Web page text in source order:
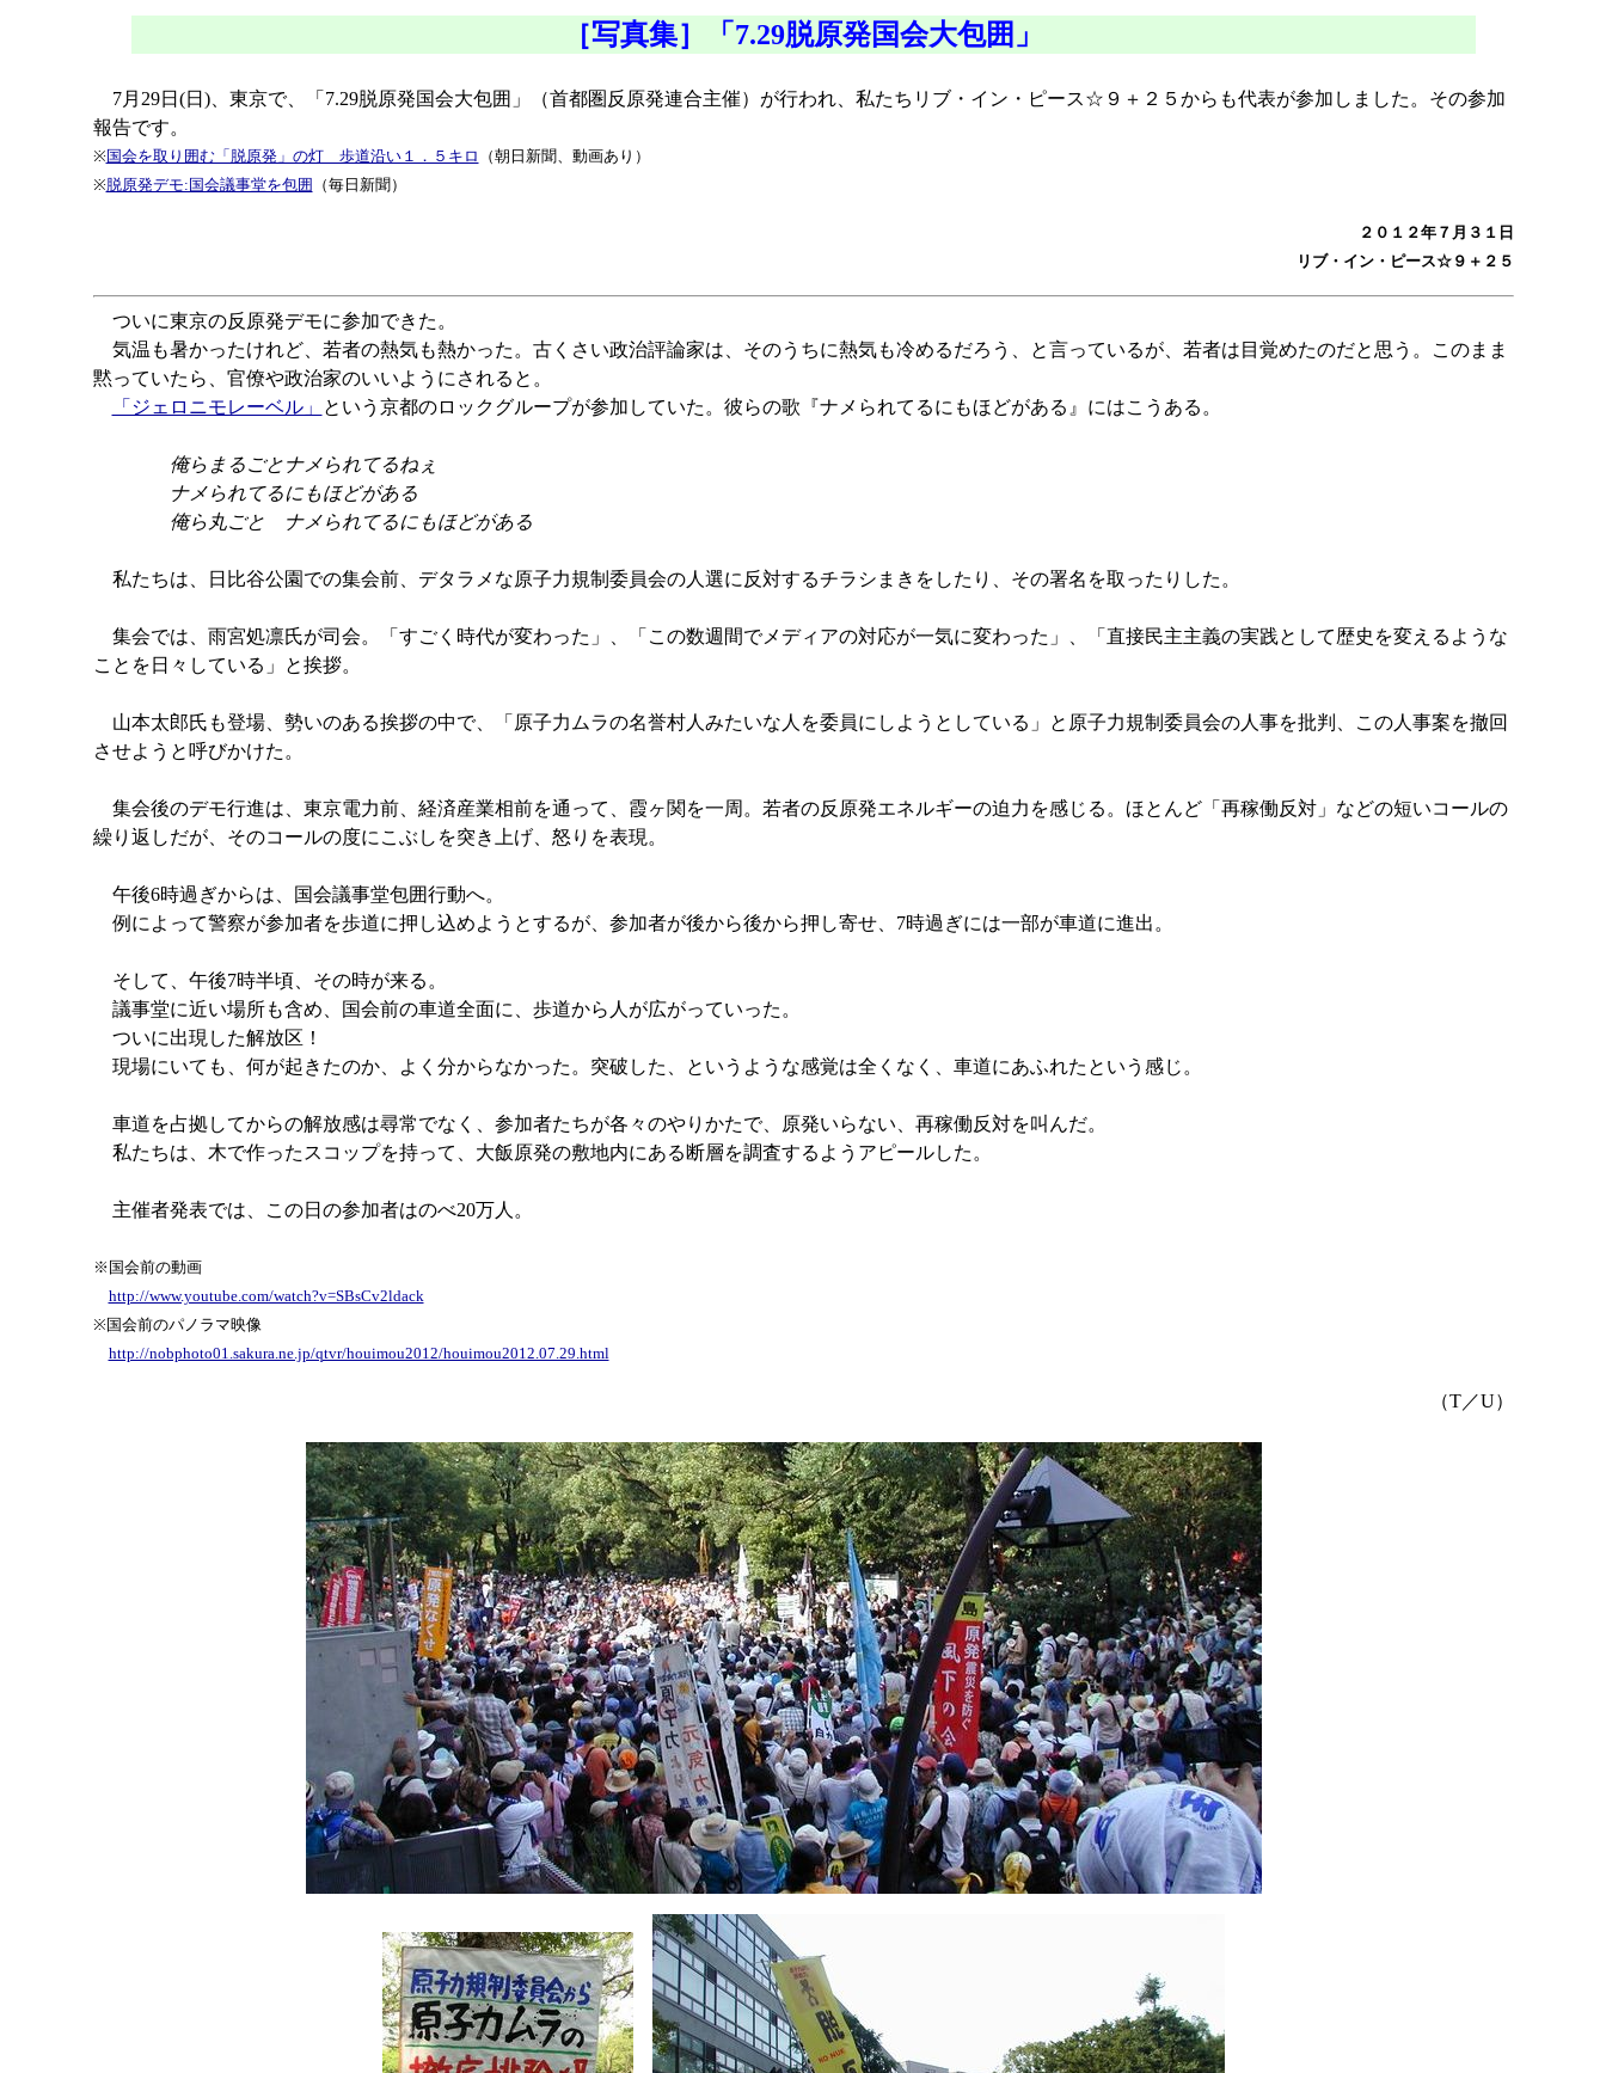
［写真集］「7.29脱原発国会大包囲」
7月29日(日)、東京で、「7.29脱原発国会大包囲」（首都圏反原発連合主催）が行われ、私たちリブ・イン・ピース☆９＋２５からも代表が参加しました。その参加
報告です。
※国会を取り囲む「脱原発」の灯 歩道沿い１．５キロ （朝日新聞、動画あり）
※脱原発デモ:国会議事堂を包囲 （毎日新聞）
２０１２年７月３１日
リブ・イン・ピース☆９＋２５
ついに東京の反原発デモに参加できた。
気温も暑かったけれど、若者の熱気も熱かった。古くさい政治評論家は、そのうちに熱気も冷めるだろう、と言っているが、若者は目覚めたのだと思う。このまま
黙っていたら、官僚や政治家のいいようにされると。
「ジェロニモレーベル」
という京都のロックグループが参加していた。彼らの歌『ナメられてるにもほどがある』にはこうある。
俺らまるごとナメられてるねぇ
ナメられてるにもほどがある
俺ら丸ごと ナメられてるにもほどがある
私たちは、日比谷公園での集会前、デタラメな原子力規制委員会の人選に反対するチラシまきをしたり、その署名を取ったりした。
集会では、雨宮処凛氏が司会。「すごく時代が変わった」、「この数週間でメディアの対応が一気に変わった」、「直接民主主義の実践として歴史を変えるような
ことを日々している」と挨拶。
山本太郎氏も登場、勢いのある挨拶の中で、「原子力ムラの名誉村人みたいな人を委員にしようとしている」と原子力規制委員会の人事を批判、この人事案を撤回
させようと呼びかけた。
集会後のデモ行進は、東京電力前、経済産業相前を通って、霞ヶ関を一周。若者の反原発エネルギーの迫力を感じる。ほとんど「再稼働反対」などの短いコールの
繰り返しだが、そのコールの度にこぶしを突き上げ、怒りを表現。
午後6時過ぎからは、国会議事堂包囲行動へ。
例によって警察が参加者を歩道に押し込めようとするが、参加者が後から後から押し寄せ、7時過ぎには一部が車道に進出。
そして、午後7時半頃、その時が来る。
議事堂に近い場所も含め、国会前の車道全面に、歩道から人が広がっていった。
ついに出現した解放区！
現場にいても、何が起きたのか、よく分からなかった。突破した、というような感覚は全くなく、車道にあふれたという感じ。
車道を占拠してからの解放感は尋常でなく、参加者たちが各々のやりかたで、原発いらない、再稼働反対を叫んだ。
私たちは、木で作ったスコップを持って、大飯原発の敷地内にある断層を調査するようアピールした。
主催者発表では、この日の参加者はのべ20万人。
※国会前の動画
http://www.youtube.com/watch?v=SBsCv2ldack
※国会前のパノラマ映像
http://nobphoto01.sakura.ne.jp/qtvr/houimou2012/houimou2012.07.29.html
（T／U）